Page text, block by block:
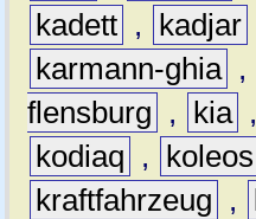
kadett , kadjar
karmann-ghia ,
flensburg
, kia ,
kodiaq
, koleos
kraftfahrzeug
,